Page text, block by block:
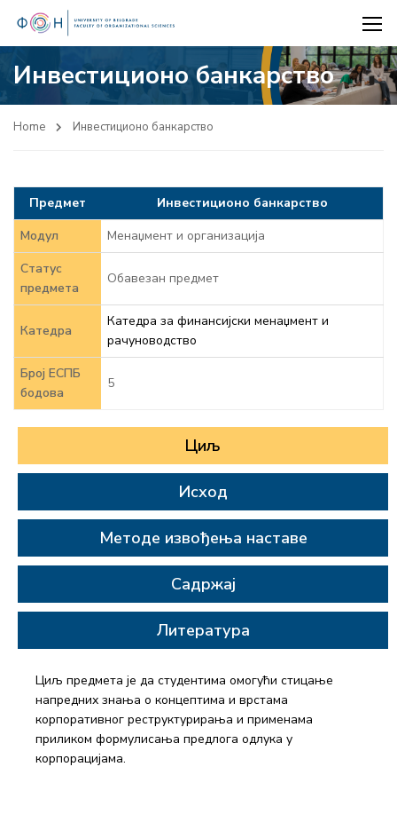
Инвестиционо банкарство
Home Инвестиционо банкарство
Предмет
Инвестиционо банкарство
Модул
Менаџмент и организација
Статус
предмета
Обавезан предмет
Катедра
Катедра за финансијски менаџмент и
рачуноводство
Број ЕСПБ
бодова
5
Циљ
Исход
Методе извођења наставе
Садржај
Литература
Циљ предмета је да студентима омогући стицање
напредних знања о концептима и врстама
корпоративног реструктурирања и применама
приликом формулисања предлога одлука у
корпорацијама.